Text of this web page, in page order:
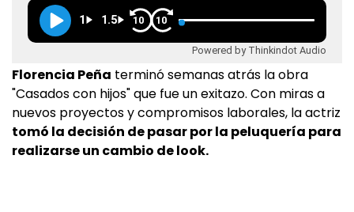
1 1.5 10 10
Powered by Thinkindot Audio
Florencia Peña terminó semanas atrás la obra
"Casados con hijos" que fue un exitazo. Con miras a
nuevos proyectos y compromisos laborales, la actriz
tomó la decisión de pasar por la peluquería para
realizarse un cambio de look.